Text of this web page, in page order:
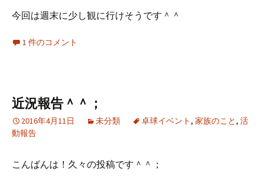
今回は週末に少し観に行けそうです＾＾
1 件のコメント
近況報告＾＾；
2016年4月11日 未分類 卓球イベント , 家族のこと , 活
動報告
こんばんは！久々の投稿です＾＾；